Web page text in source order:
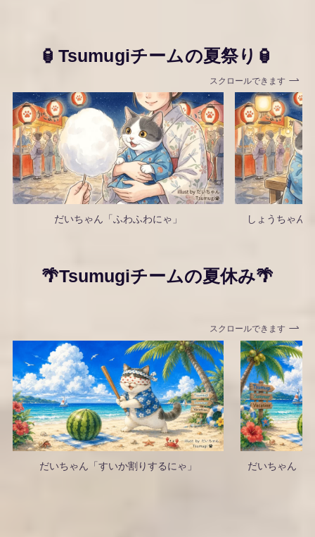
🏮Tsumugiチームの夏祭り🏮
スクロールできます
だいちゃん「ふわふわにゃ」 しょうちゃん
🌴Tsumugiチームの夏休み🌴
スクロールできます
だいちゃん「すいか割りするにゃ」 だいちゃん「